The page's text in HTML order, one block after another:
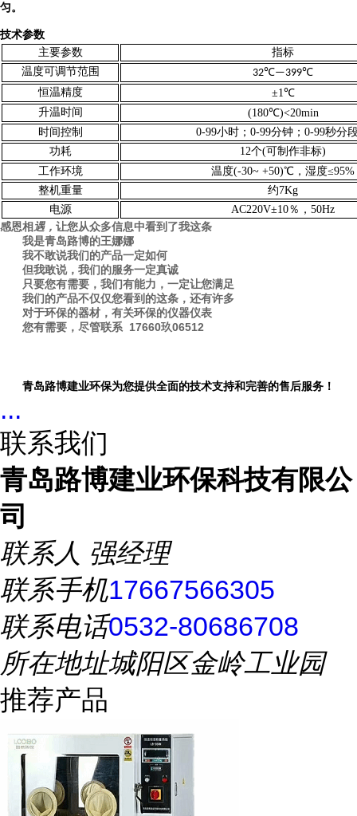
匀。
技术参数
主要参数
指标
温度可调节范围
32℃—399℃
恒温精度
±1℃
升温时间
(180℃)<20min
时间控制
0-99小时；0-99分钟；0-99秒分
功耗
12个(可制作非标)
工作环境
温度(-30~ +50)℃，湿度≤95%
整机重量
约7Kg
电源
AC220V±10％，50Hz
感恩相遇， 让您从众多信息中看到了我这条
我是青岛路博的王娜娜
我不敢说我们的产品一定如何
但我敢说，我们的服务一定真诚
只要您有需要，我们有能力，一定让您满足
我们的产品不仅仅您看到的这条，还有许多
对于环保的器材，有关环保的仪器仪表
您有需要，尽管联系 17660玖06512
青岛路博建业环保为您提供全面的技术支持和完善的售后服务！
...
联系我们
青岛路博建业环保科技有限公
司
联系人 强经理
联系手机17667566305
联系电话0532-80686708
所在地址城阳区金岭工业园
推荐产品